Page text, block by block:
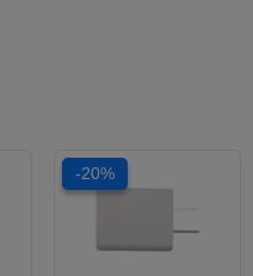
-20%
-20%
original